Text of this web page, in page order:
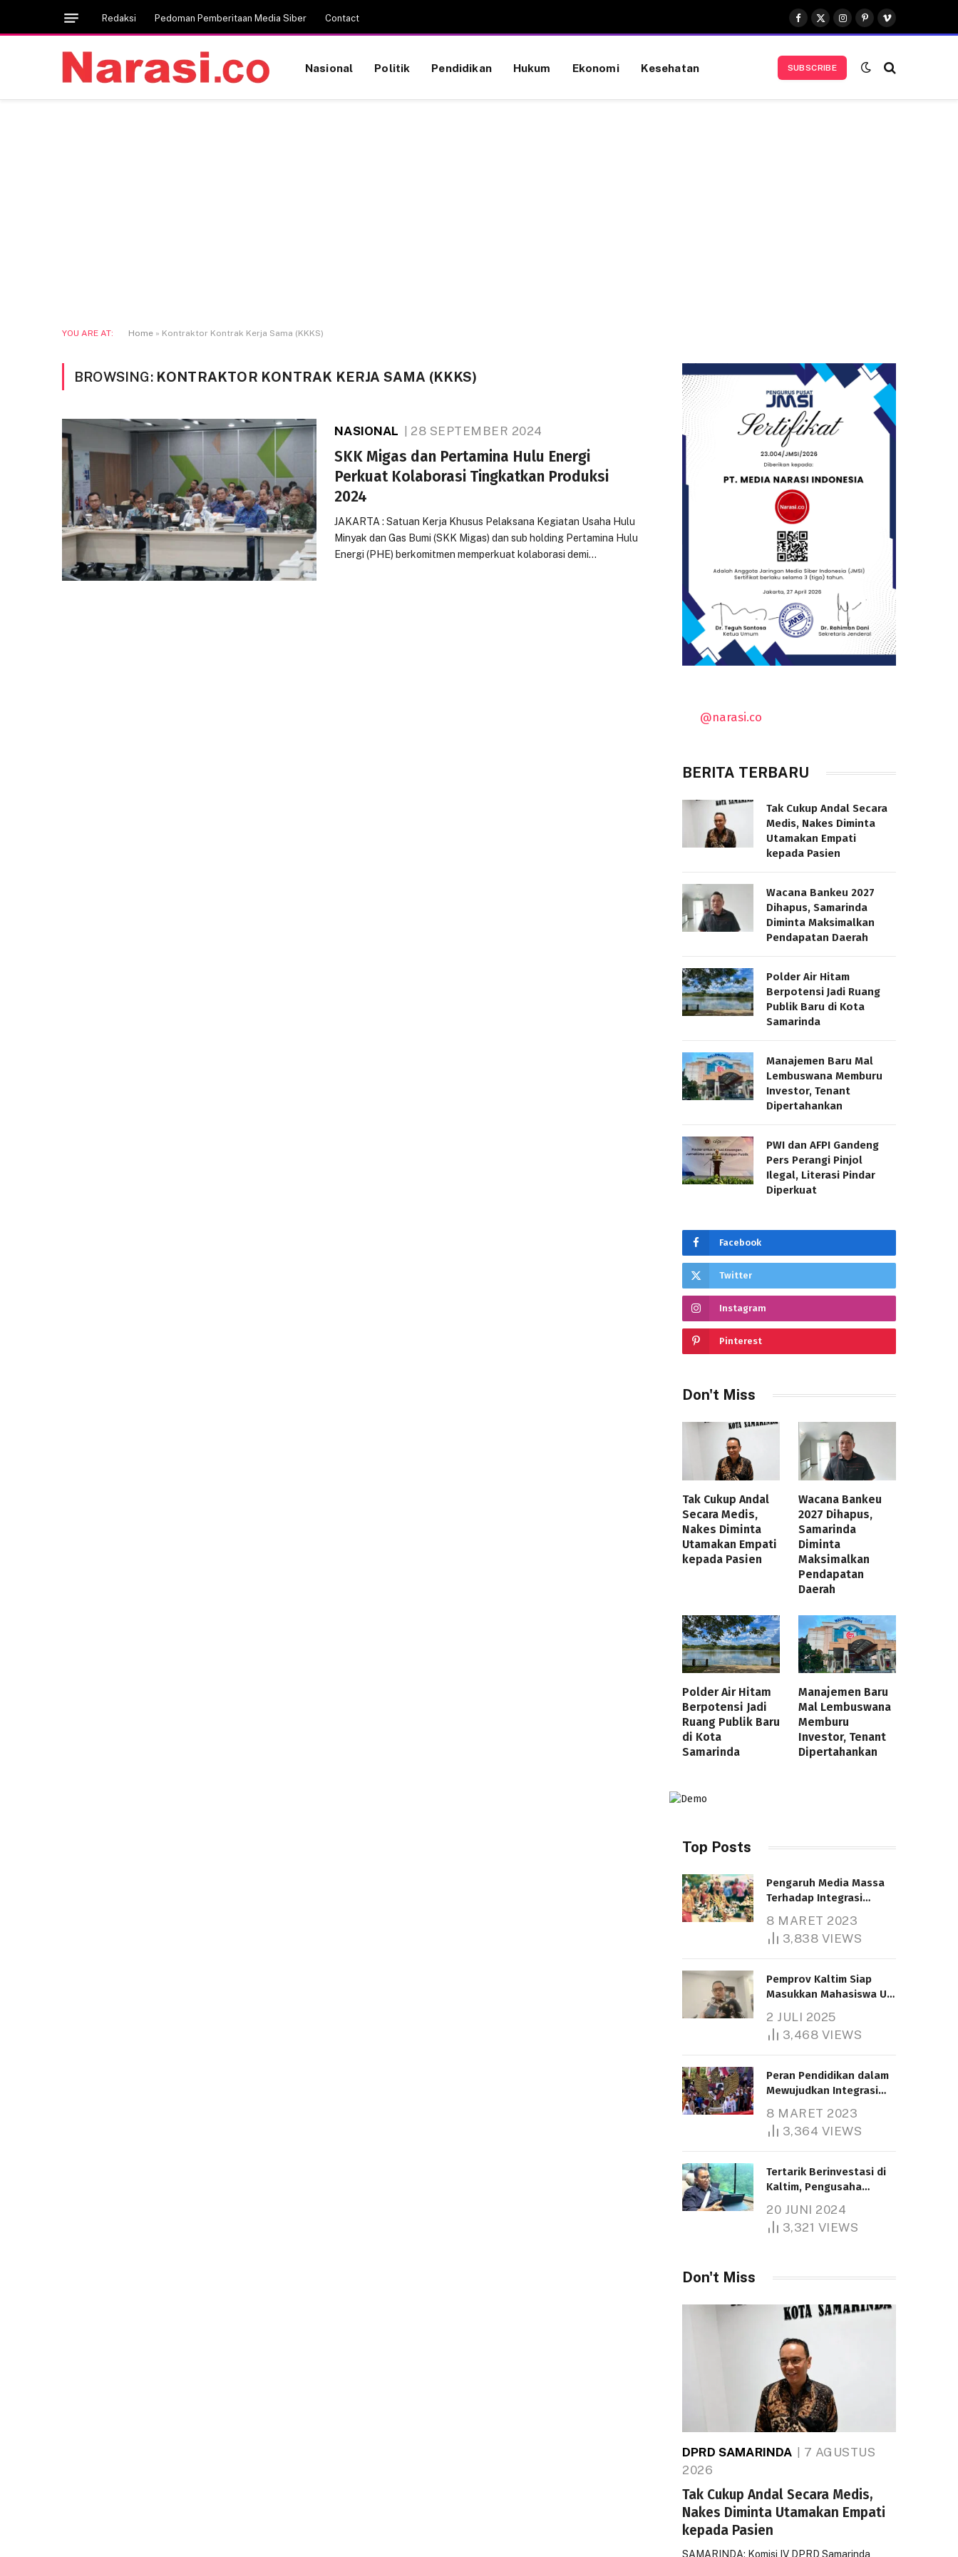
Redaksi Pedoman Pemberitaan Media Siber Contact
Facebook
X
(Twitter)
Instagram
Pinterest
Vimeo
Nasional Politik Pendidikan Hukum Ekonomi Kesehatan SUBSCRIBE
YOU ARE AT: Home » Kontraktor Kontrak Kerja Sama (KKKS)
BROWSING: KONTRAKTOR KONTRAK KERJA SAMA (KKKS)
NASIONAL 28 SEPTEMBER 2024
SKK Migas dan Pertamina Hulu Energi
Perkuat Kolaborasi Tingkatkan Produksi
2024
JAKARTA : Satuan Kerja Khusus Pelaksana Kegiatan Usaha Hulu
Minyak dan Gas Bumi (SKK Migas) dan sub holding Pertamina Hulu
Energi (PHE) berkomitmen memperkuat kolaborasi demi…
@narasi.co
BERITA TERBARU
Tak Cukup Andal Secara
Medis, Nakes Diminta
Utamakan Empati
kepada Pasien
Wacana Bankeu 2027
Dihapus, Samarinda
Diminta Maksimalkan
Pendapatan Daerah
Polder Air Hitam
Berpotensi Jadi Ruang
Publik Baru di Kota
Samarinda
Manajemen Baru Mal
Lembuswana Memburu
Investor, Tenant
Dipertahankan
PWI dan AFPI Gandeng
Pers Perangi Pinjol
Ilegal, Literasi Pindar
Diperkuat
Facebook
Twitter
Instagram
Pinterest
Don't Miss
Tak Cukup Andal
Secara Medis,
Nakes Diminta
Utamakan Empati
kepada Pasien
Wacana Bankeu
2027 Dihapus,
Samarinda
Diminta
Maksimalkan
Pendapatan
Daerah
Polder Air Hitam
Berpotensi Jadi
Ruang Publik Baru
di Kota
Samarinda
Manajemen Baru
Mal Lembuswana
Memburu
Investor, Tenant
Dipertahankan
Top Posts
Pengaruh Media Massa
Terhadap Integrasi
8 MARET 2023
3,838 VIEWS
Pemprov Kaltim Siap
Masukkan Mahasiswa UT
Bantuan Pendidikan
Gratispol
2 JULI 2025
3,468 VIEWS
Peran Pendidikan dalam
Mewujudkan Integrasi
8 MARET 2023
3,364 VIEWS
Tertarik Berinvestasi di
Kaltim, Pengusaha
1.000 Hektare
20 JUNI 2024
3,321 VIEWS
Don't Miss
DPRD SAMARINDA
7 AGUSTUS
2026
Tak Cukup Andal Secara Medis,
Nakes Diminta Utamakan Empati
kepada Pasien
SAMARINDA: Komisi IV DPRD Samarinda